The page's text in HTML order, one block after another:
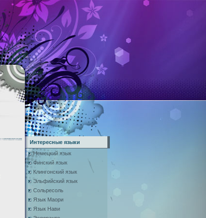
Интересные языки
Немецкий язык
Финский язык
Клингонский язык
Эльфийский язык
Сольресоль
Язык Маори
Язык Нави